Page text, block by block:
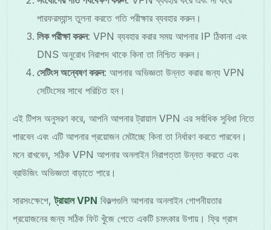
পারফরম্যান্স তুলনা করতে গতি পরীক্ষার ব্যবহার করুন।
লিক পরীক্ষা করুন: VPN ব্যবহার করার সময় আপনার IP ঠিকানা এবং
DNS অনুরোধ নিরাপদ থাকে কিনা তা নিশ্চিত করুন।
সেটিংস অন্বেষণ করুন: আপনার অভিজ্ঞতা উন্নত করার জন্য VPN
সেটিংসের সাথে পরিচিত হন।
এই টিপস অনুসরণ করে, আপনি আপনার ট্রায়াল VPN এর সর্বাধিক সুবিধা নিতে
পারবেন এবং এটি আপনার প্রয়োজন মেটাচ্ছে কিনা তা নির্ধারণ করতে পারবেন।
মনে রাখবেন, সঠিক VPN আপনার অনলাইন নিরাপত্তা উন্নত করতে এবং
ব্রাউজিং অভিজ্ঞতা বাড়াতে পারে।
সারসংক্ষেপে,ট্রায়াল VPN বিকল্পগুলি আপনার অনলাইন গোপনীয়তার
প্রয়োজনের জন্য সঠিক ফিট খুঁজে পেতে একটি চমৎকার উপায়। ফ্রি গ্রাস